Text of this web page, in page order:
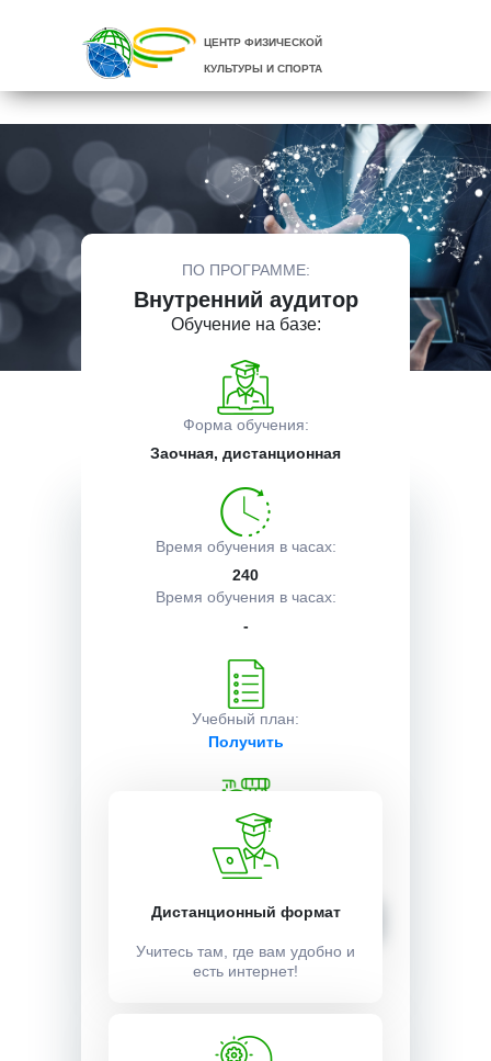
ЦЕНТР ФИЗИЧЕСКОЙ
КУЛЬТУРЫ И СПОРТА
ПО ПРОГРАММЕ:
Внутренний аудитор
Обучение на базе:
Форма обучения:
Заочная, дистанционная
Время обучения в часах:
240
Время обучения в часах:
-
Учебный план:
Получить
Стоимость:
14000 ₽
Записаться
Описание курса
Получаемые документы
Условия поступления
Дистанционный формат
Учитесь там, где вам удобно и
есть интернет!